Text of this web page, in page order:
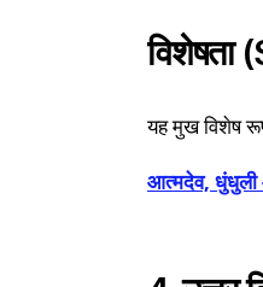
विशेषता
यह मुख विशेष
आत्मदेव,